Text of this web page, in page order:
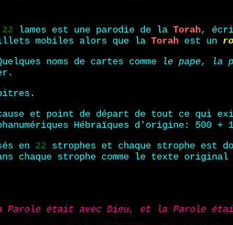
22 lames est une parodie de la Torah,
mobiles alors que la Torah est un
noms de cartes comme
le pape,
la
et point de départ de tout ce qui
Hébraïques d'origine: 500 +
en 22 strophes et chaque strophe est
chaque strophe comme le texte
Parole était avec Dieu, et la Parole